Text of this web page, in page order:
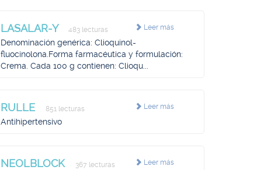
Leer más
LASALAR-Y 483 lecturas
Denominación genérica: Clioquinol-
fluocinolona.Forma farmacéutica y formulación:
Crema. Cada 100 g contienen: Clioqu...
Leer más
RULLE 851 lecturas
Antihipertensivo
Leer más
NEOLBLOCK 367 lecturas